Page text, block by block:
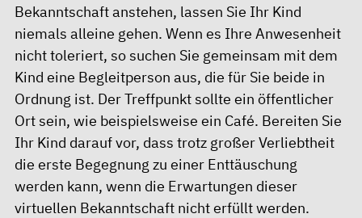
Bekanntschaft anstehen, lassen Sie Ihr Kind
niemals alleine gehen. Wenn es Ihre Anwesenheit
nicht toleriert, so suchen Sie gemeinsam mit dem
Kind eine Begleitperson aus, die für Sie beide in
Ordnung ist. Der Treffpunkt sollte ein öffentlicher
Ort sein, wie beispielsweise ein Café. Bereiten Sie
Ihr Kind darauf vor, dass trotz großer Verliebtheit
die erste Begegnung zu einer Enttäuschung
werden kann, wenn die Erwartungen dieser
virtuellen Bekanntschaft nicht erfüllt werden.